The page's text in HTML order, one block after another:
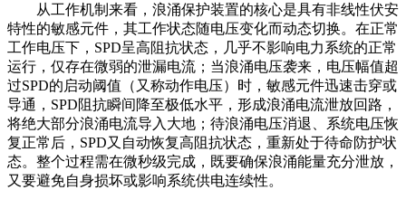
从工作机制来看，浪涌保护装置的核心是具有非线性伏安
特性的敏感元件，其工作状态随电压变化而动态切换。在正常
工作电压下，SPD呈高阻抗状态，几乎不影响电力系统的正常
运行，仅存在微弱的泄漏电流；当浪涌电压袭来，电压幅值超
过SPD的启动阈值（又称动作电压）时，敏感元件迅速击穿或
导通，SPD阻抗瞬间降至极低水平，形成浪涌电流泄放回路，
将绝大部分浪涌电流导入大地；待浪涌电压消退、系统电压恢
复正常后，SPD又自动恢复高阻抗状态，重新处于待命防护状
态。整个过程需在微秒级完成，既要确保浪涌能量充分泄放，
又要避免自身损坏或影响系统供电连续性。